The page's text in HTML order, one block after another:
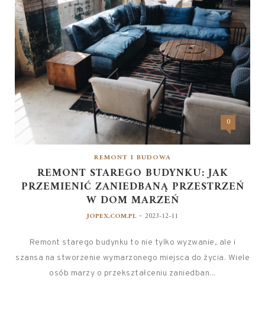
0
REMONT I BUDOWA
REMONT STAREGO BUDYNKU: JAK
PRZEMIENIĆ ZANIEDBANĄ PRZESTRZEŃ
W DOM MARZEŃ
JOPEX.COM.PL - 2023-12-11
Remont starego budynku to nie tylko wyzwanie, ale i
szansa na stworzenie wymarzonego miejsca do życia. Wiele
osób marzy o przekształceniu zaniedban...